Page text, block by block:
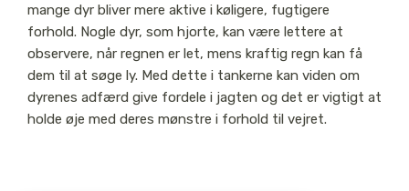
mange dyr bliver mere aktive i køligere, fugtigere
forhold. Nogle dyr, som hjorte, kan være lettere at
observere, når regnen er let, mens kraftig regn kan få
dem til at søge ly. Med dette i tankerne kan viden om
dyrenes adfærd give fordele i jagten og det er vigtigt at
holde øje med deres mønstre i forhold til vejret.